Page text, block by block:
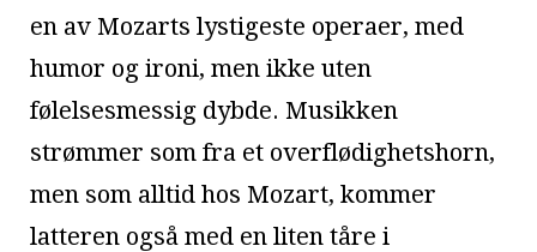
en av Mozarts lystigeste operaer, med
humor og ironi, men ikke uten
følelsesmessig dybde. Musikken
strømmer som fra et overflødighetshorn,
men som alltid hos Mozart, kommer
latteren også med en liten tåre i